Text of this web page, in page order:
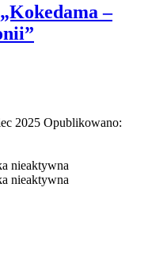
–
2025 Opublikowano: